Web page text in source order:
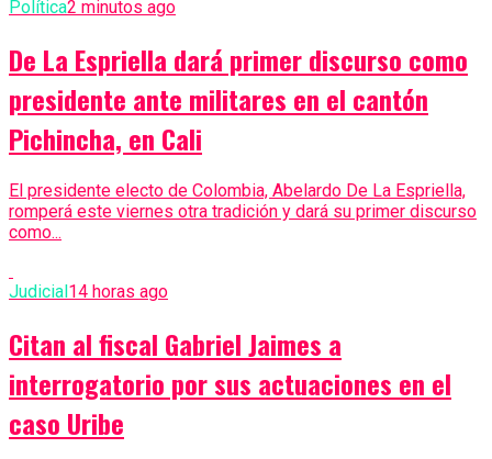
Política2 minutos ago
De La Espriella dará primer discurso como
presidente ante militares en el cantón
Pichincha, en Cali
El presidente electo de Colombia, Abelardo De La Espriella,
romperá este viernes otra tradición y dará su primer discurso
como...
Judicial14 horas ago
Citan al fiscal Gabriel Jaimes a
interrogatorio por sus actuaciones en el
caso Uribe